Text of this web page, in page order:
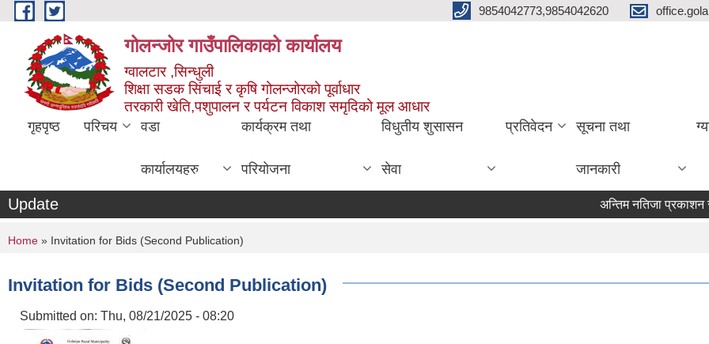
Skip to main content 9854042773,9854042620
गोलन्जोर गाउँपालिकाको कार्यालय
ग्वालटार ,सिन्धुली
शिक्षा सडक सिंचाई र कृषि गोलन्जोरको पूर्वाधार
तरकारी खेति,पशुपालन र पर्यटन विकाश समृदिको मूल आधार
गृहपृष्ठ परिचय वडा
कार्यालयहरु
कार्यक्रम तथा
परियोजना
विधुतीय शुसासन
सेवा
प्रतिवेदन सूचना तथा
जानकारी
Update अन्तिम नतिजा प्रकाशन
You are here
Home » Invitation for Bids (Second Publication)
Invitation for Bids (Second Publication)
Submitted on: Thu, 08/21/2025 - 08:20